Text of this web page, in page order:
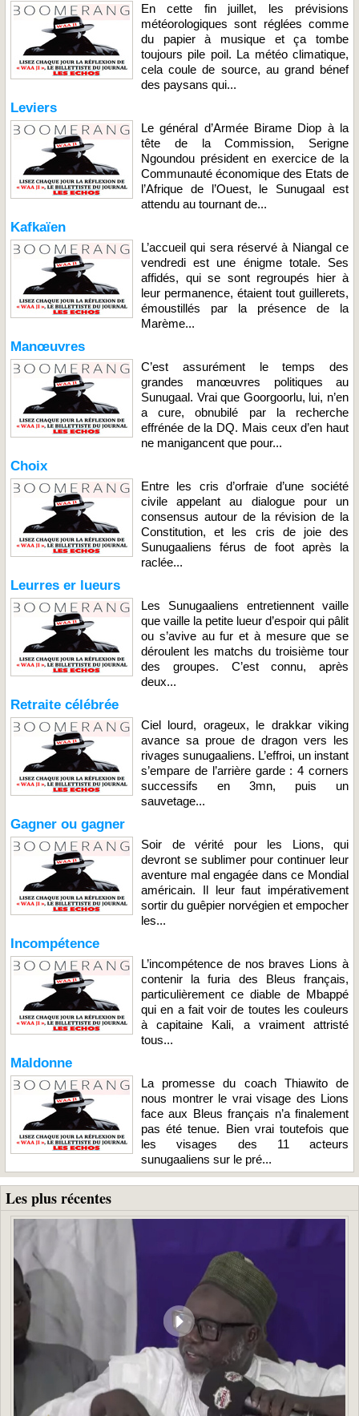
En cette fin juillet, les prévisions
météorologiques sont réglées comme
du papier à musique et ça tombe
toujours pile poil. La météo climatique,
cela coule de source, au grand bénef
des paysans qui...
Leviers
Le général d’Armée Birame Diop à la
tête de la Commission, Serigne
Ngoundou président en exercice de la
Communauté économique des Etats de
l’Afrique de l’Ouest, le Sunugaal est
attendu au tournant de...
Kafkaïen
L’accueil qui sera réservé à Niangal ce
vendredi est une énigme totale. Ses
affidés, qui se sont regroupés hier à
leur permanence, étaient tout guillerets,
émoustillés par la présence de la
Marème...
Manœuvres
C’est assurément le temps des
grandes manœuvres politiques au
Sunugaal. Vrai que Goorgoorlu, lui, n’en
a cure, obnubilé par la recherche
effrénée de la DQ. Mais ceux d’en haut
ne manigancent que pour...
Choix
Entre les cris d’orfraie d’une société
civile appelant au dialogue pour un
consensus autour de la révision de la
Constitution, et les cris de joie des
Sunugaaliens férus de foot après la
raclée...
Leurres er lueurs
Les Sunugaaliens entretiennent vaille
que vaille la petite lueur d’espoir qui pâlit
ou s’avive au fur et à mesure que se
déroulent les matchs du troisième tour
des groupes. C’est connu, après
deux...
Retraite célébrée
Ciel lourd, orageux, le drakkar viking
avance sa proue de dragon vers les
rivages sunugaaliens. L’effroi, un instant
s’empare de l’arrière garde : 4 corners
successifs en 3mn, puis un
sauvetage...
Gagner ou gagner
Soir de vérité pour les Lions, qui
devront se sublimer pour continuer leur
aventure mal engagée dans ce Mondial
américain. Il leur faut impérativement
sortir du guêpier norvégien et empocher
les...
Incompétence
L’incompétence de nos braves Lions à
contenir la furia des Bleus français,
particulièrement ce diable de Mbappé
qui en a fait voir de toutes les couleurs
à capitaine Kali, a vraiment attristé
tous...
Maldonne
La promesse du coach Thiawito de
nous montrer le vrai visage des Lions
face aux Bleus français n’a finalement
pas été tenue. Bien vrai toutefois que
les visages des 11 acteurs
sunugaaliens sur le pré...
Les plus récentes